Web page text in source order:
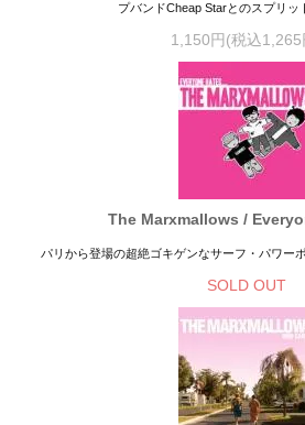
プバンドCheap Starとのスプリッ
1,150円(税込1,265
The Marxmallows /
パリから登場の超絶ゴキゲンなサーフ・パワー
SOLD OUT